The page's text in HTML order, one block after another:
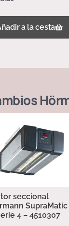
a la cesta
seccional
SupraMatic
4 – 4510307